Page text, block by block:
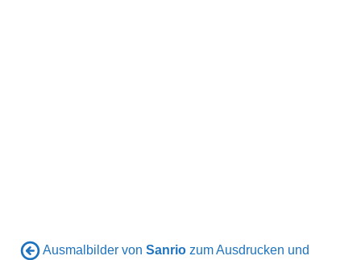
Ausmalbilder von Sanrio zum Ausdrucken und